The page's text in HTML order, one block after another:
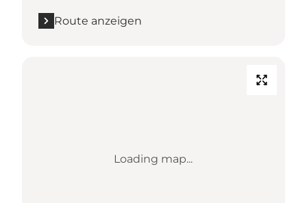
Route anzeigen
Loading map...